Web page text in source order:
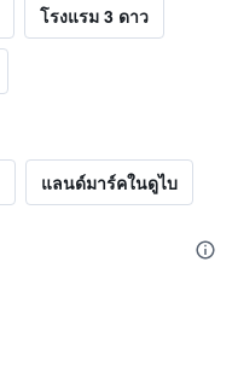
โรงแรม 3 ดาว
แลนด์มาร์คในดูไบ